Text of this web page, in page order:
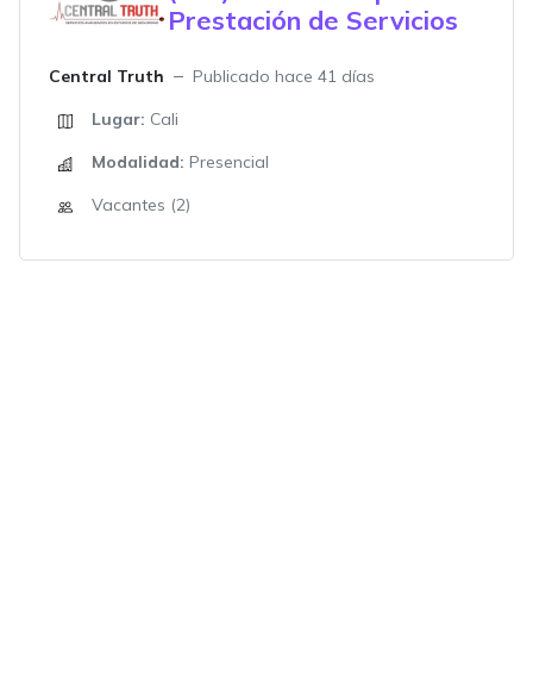
Prestación de Servicios
Central Truth
Publicado hace 41 días
Lugar: Cali
Modalidad: Presencial
Vacantes (2)